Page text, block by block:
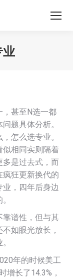
业
，甚至N选一都
题具体分析。
怎么选专业。
相同实则隔着
是过去式，而
狂更新换代的
，四年后身边
靠谱性，但与其
如眼光放长，
年的时候美工
增长了14.3%，